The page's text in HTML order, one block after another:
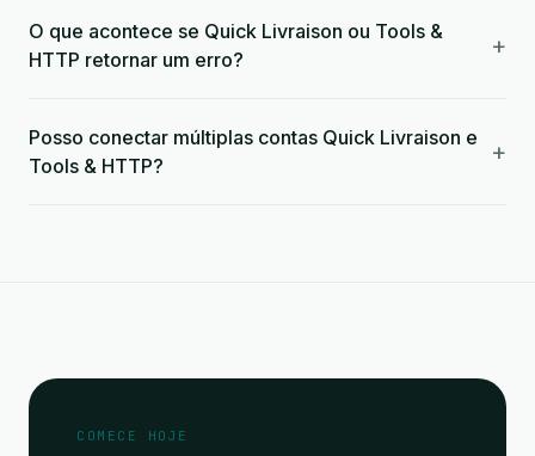
O que acontece se Quick Livraison ou Tools &
HTTP retornar um erro?
+
Posso conectar múltiplas contas Quick Livraison e
Tools & HTTP?
+
COMECE HOJE